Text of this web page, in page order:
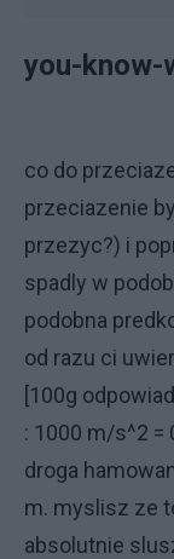
you-know-
co do
przeciazenie
przezyc?) i
spadly w
podobna
od razu ci
[100g
: 1000 m/s^2 =
droga
m. myslisz ze
absolutnie